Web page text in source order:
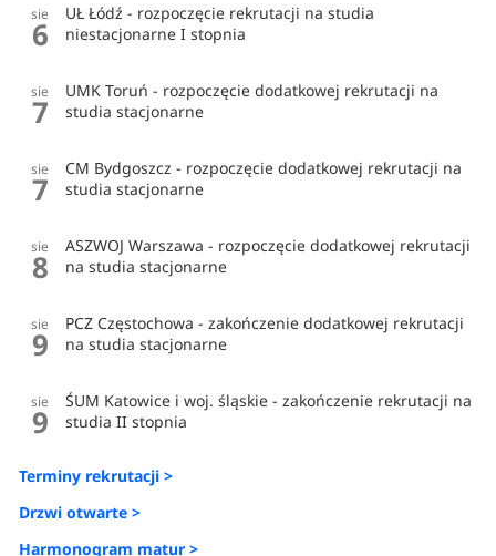
sie
6
UŁ Łódź - rozpoczęcie rekrutacji na studia
niestacjonarne I stopnia
sie
7
UMK Toruń - rozpoczęcie dodatkowej rekrutacji na
studia stacjonarne
sie
7
CM Bydgoszcz - rozpoczęcie dodatkowej rekrutacji na
studia stacjonarne
sie
8
ASZWOJ Warszawa - rozpoczęcie dodatkowej rekrutacji
na studia stacjonarne
sie
9
PCZ Częstochowa - zakończenie dodatkowej rekrutacji
na studia stacjonarne
sie
9
ŚUM Katowice i woj. śląskie - zakończenie rekrutacji na
studia II stopnia
Terminy rekrutacji >
Drzwi otwarte >
Harmonogram matur >